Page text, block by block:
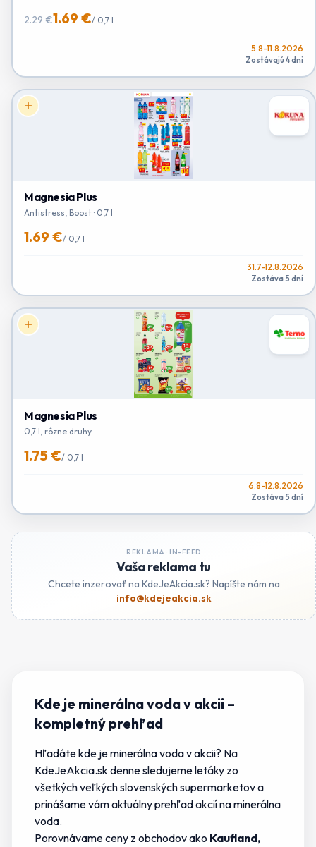
2.29 €1.69 €/ 0,7 l
5.8-11.8.2026
Zostávajú 4 dni
Magnesia Plus
Antistress, Boost · 0,7 l
1.69 €/ 0,7 l
31.7-12.8.2026
Zostáva 5 dní
Magnesia Plus
0,7 l, rôzne druhy
1.75 €/ 0,7 l
6.8-12.8.2026
Zostáva 5 dní
REKLAMA · IN-FEED
Vaša reklama tu
Chcete inzerovať na KdeJeAkcia.sk? Napíšte nám na
info@kdejeakcia.sk
Kde je minerálna voda v akcii –
kompletný prehľad
Hľadátekde je minerálna voda v akcii? Na
KdeJeAkcia.sk denne sledujeme letáky zo
všetkých veľkých slovenských supermarketov a
prinášame vám aktuálny prehľad akcií naminerálna
voda.
Porovnávame ceny z obchodov ako Kaufland,